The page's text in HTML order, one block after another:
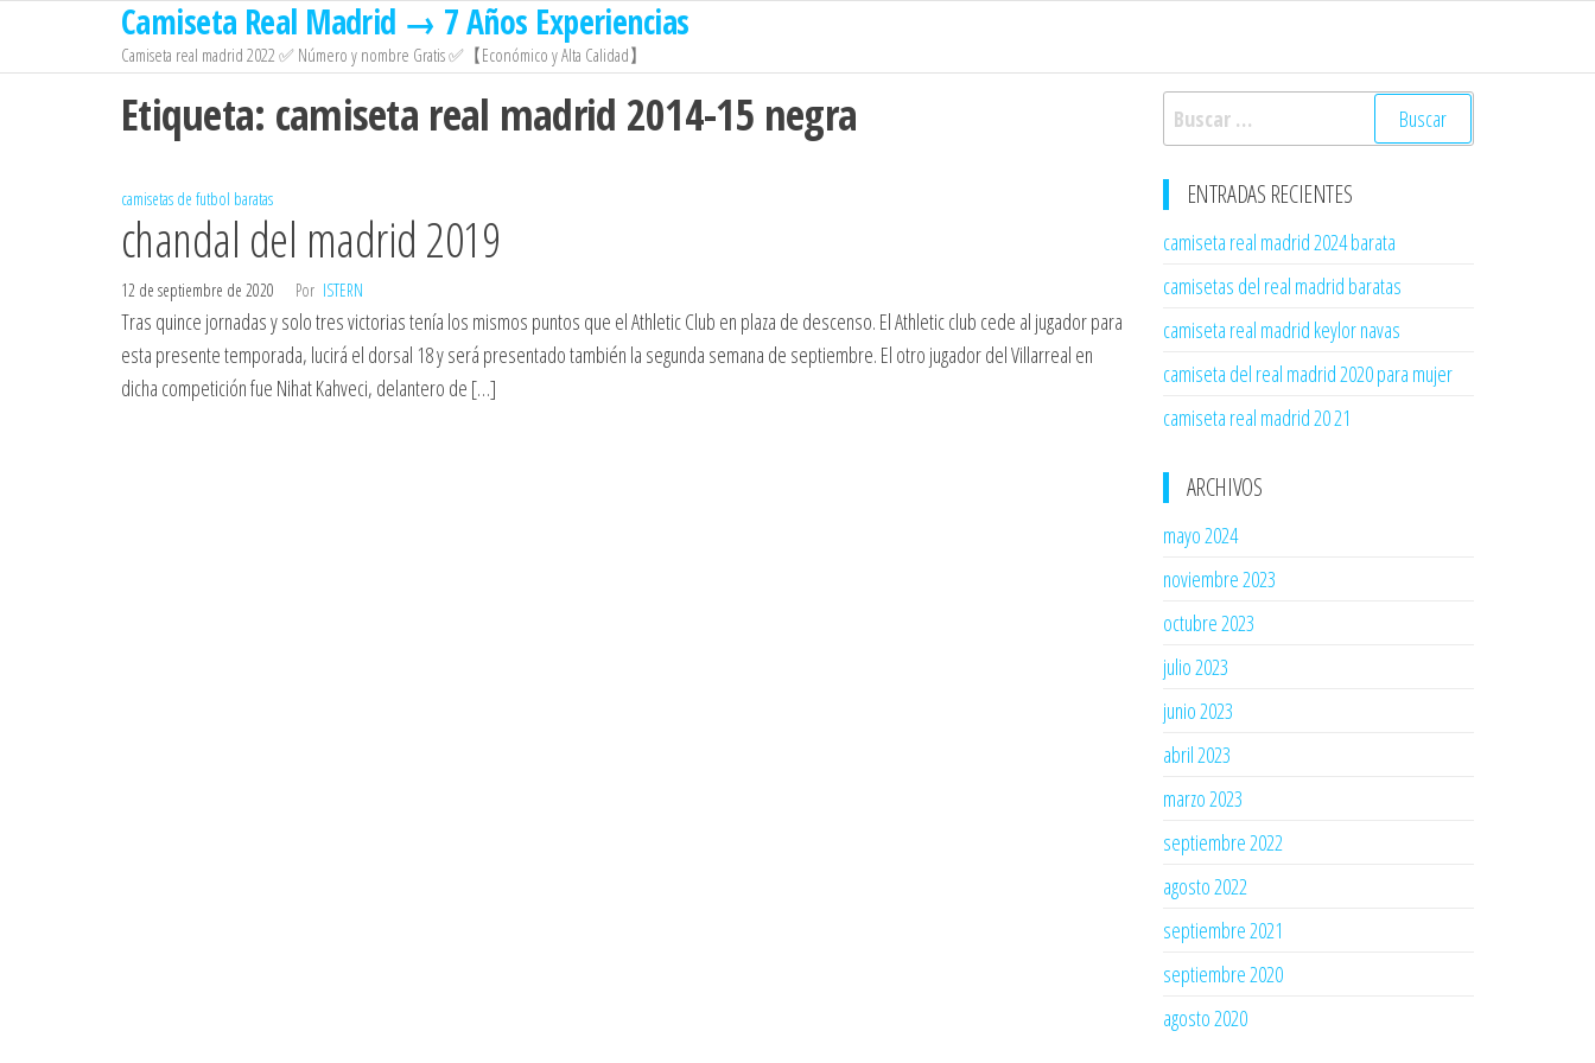
contenido
Camiseta Real Madrid → 7 Años Experiencias
Camiseta real madrid 2022 ✅ Número y nombre Gratis ✅【Económico y Alta Calidad】
Etiqueta: camiseta real madrid 2014-15 negra
camisetas de futbol baratas
chandal del madrid 2019
12 de septiembre de 2020 Por ISTERN
Tras quince jornadas y solo tres victorias tenía los mismos puntos que el Athletic Club en plaza de descenso. El Athletic club cede al jugador para
esta presente temporada, lucirá el dorsal 18 y será presentado también la segunda semana de septiembre. El otro jugador del Villarreal en
dicha competición fue Nihat Kahveci, delantero de […]
Buscar:
ENTRADAS RECIENTES
camiseta real madrid 2024 barata
camisetas del real madrid baratas
camiseta real madrid keylor navas
camiseta del real madrid 2020 para mujer
camiseta real madrid 20 21
ARCHIVOS
mayo 2024
noviembre 2023
octubre 2023
julio 2023
junio 2023
abril 2023
marzo 2023
septiembre 2022
agosto 2022
septiembre 2021
septiembre 2020
agosto 2020